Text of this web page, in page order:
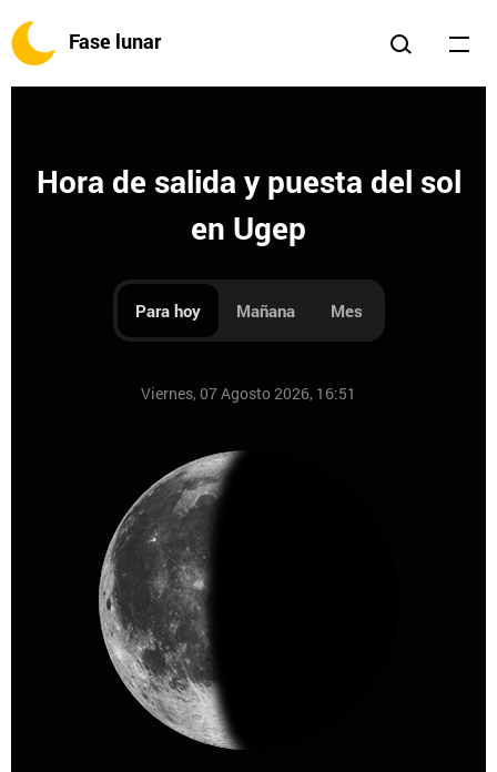
Fase lunar
Hora de salida y puesta del sol
en Ugep
Para hoy Mañana Mes
Viernes, 07 Agosto 2026, 16:51